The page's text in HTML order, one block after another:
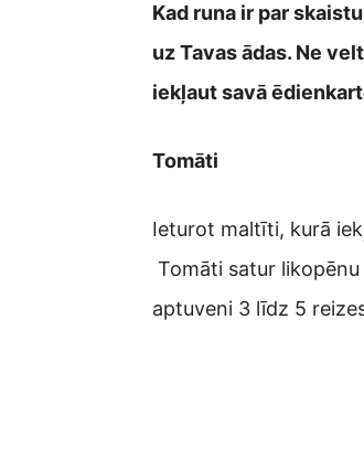
Kad runa ir par
uz Tavas ādas. Ne
iekļaut savā
Tomāti
Ieturot maltīti, kurā
Tomāti satur
aptuveni 3 līdz 5